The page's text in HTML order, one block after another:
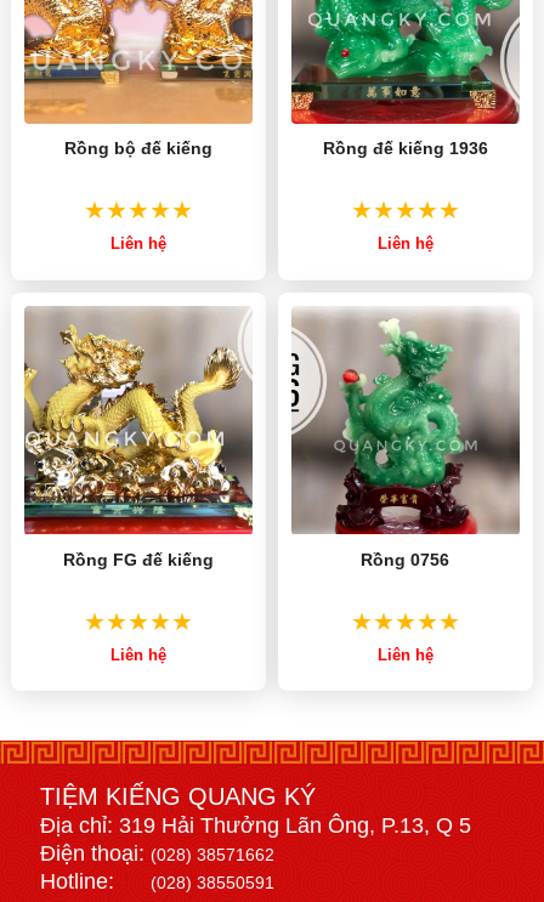
Rồng bộ đế kiếng
Liên hệ
Rồng đế kiếng 1936
Liên hệ
Rồng FG đế kiếng
Liên hệ
Rồng 0756
Liên hệ
TIỆM KIẾNG QUANG KÝ
Địa chỉ: 319 Hải Thưởng Lãn Ông, P.13, Q 5
Điện thoại:(028) 38571662
Hotline:(028) 38550591